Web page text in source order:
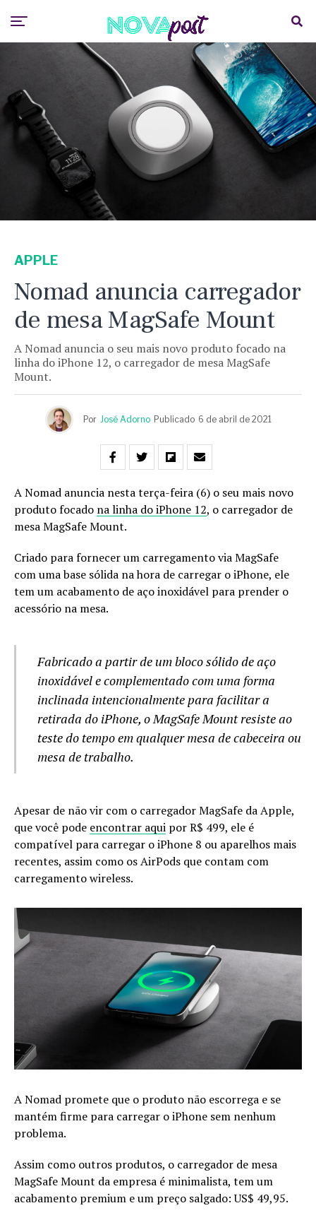
APPLE
Nomad anuncia carregador
de mesa MagSafe Mount
A Nomad anuncia o seu mais novo produto focado na
linha do iPhone 12, o carregador de mesa MagSafe
Mount.
Por José Adorno Publicado 6 de abril de 2021
A Nomad anuncia nesta terça-feira (6) o seu mais novo
produto focado na linha do iPhone 12, o carregador de
mesa MagSafe Mount.
Criado para fornecer um carregamento via MagSafe
com uma base sólida na hora de carregar o iPhone, ele
tem um acabamento de aço inoxidável para prender o
acessório na mesa.
Fabricado a partir de um bloco sólido de aço
inoxidável e complementado com uma forma
inclinada intencionalmente para facilitar a
retirada do iPhone, o MagSafe Mount resiste ao
teste do tempo em qualquer mesa de cabeceira ou
mesa de trabalho.
Apesar de não vir com o carregador MagSafe da Apple,
que você pode encontrar aqui por R$ 499, ele é
compatível para carregar o iPhone 8 ou aparelhos mais
recentes, assim como os AirPods que contam com
carregamento wireless.
A Nomad promete que o produto não escorrega e se
mantém firme para carregar o iPhone sem nenhum
problema.
Assim como outros produtos, o carregador de mesa
MagSafe Mount da empresa é minimalista, tem um
acabamento premium e um preço salgado: US$ 49,95.